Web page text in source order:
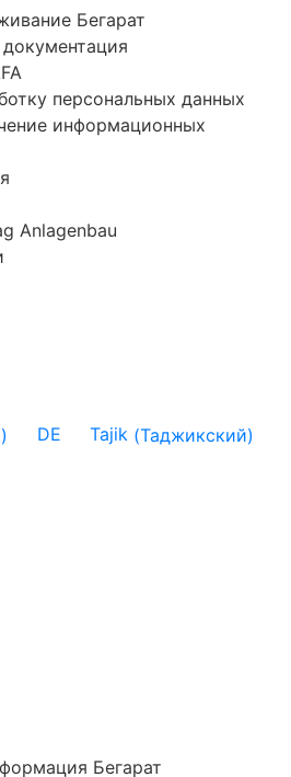
Бегарат
персональных данных
информационных
Anlagenbau
) DE Tajik (Таджикский)
Бегарат